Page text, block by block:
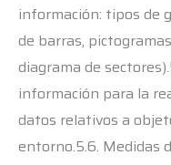
información: tipos de
de barras,
diagrama de
información para la
datos relativos a
entorno.5.6. Medidas